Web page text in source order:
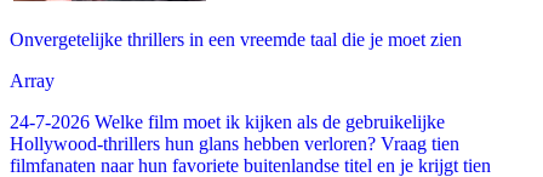
Onvergetelijke thrillers in een vreemde taal die je moet zien
Array
24-7-2026 Welke film moet ik kijken als de gebruikelijke
Hollywood-thrillers hun glans hebben verloren? Vraag tien
filmfanaten naar hun favoriete buitenlandse titel en je krijgt tien